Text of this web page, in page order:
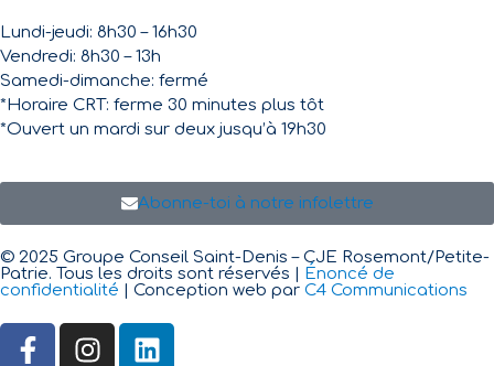
Lundi-jeudi: 8h30 – 16h30
Vendredi: 8h30 – 13h
Samedi-dimanche: fermé
*Horaire CRT: ferme 30 minutes plus tôt
*Ouvert un mardi sur deux jusqu’à 19h30
Abonne-toi à notre infolettre
© 2025 Groupe Conseil Saint-Denis – CJE Rosemont/Petite-
Patrie. Tous les droits sont réservés | Énoncé de
confidentialité | Conception web par C4 Communications